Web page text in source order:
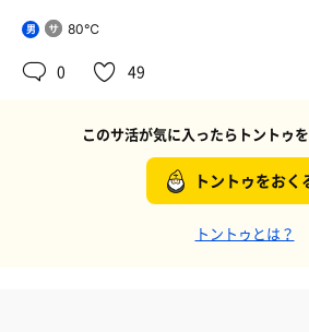
男 80℃
0 49
このサ活が気に入ったらトントゥ
トントゥをおく
トントゥとは？